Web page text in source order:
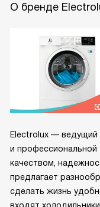
О бренде
Electrolux —
и профессиональной
качеством,
предлагает
сделать жизнь